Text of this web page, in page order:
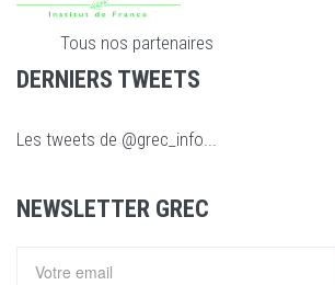
Tous nos partenaires
DERNIERS TWEETS
Les tweets de @grec_info...
NEWSLETTER GREC